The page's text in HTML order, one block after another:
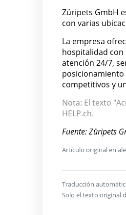
Züripets GmbH
con varias
La empresa
hospitalidad con
atención 24/7,
competitivos y
Nota: El texto
HELP.ch.
Fuente: Züripets
Artículo original en
Traducción
Solo el texto original